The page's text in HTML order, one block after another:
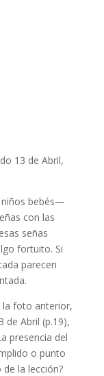
13 de Abril,
niños bebés—
con las
señas
fortuito. Si
parecen
la foto anterior,
de Abril (p.19),
presencia del
o punto
de la lección?